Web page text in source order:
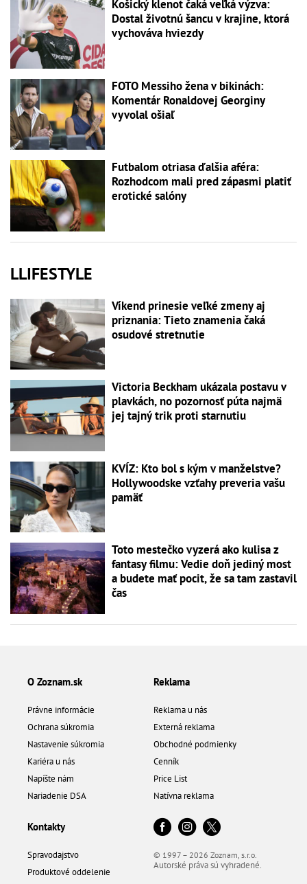
Košický klenot čaká veľká výzva:
Dostal životnú šancu v krajine, ktorá
vychováva hviezdy
FOTO Messiho žena v bikinách:
Komentár Ronaldovej Georginy
vyvolal ošiaľ
Futbalom otriasa ďalšia aféra:
Rozhodcom mali pred zápasmi platiť
erotické salóny
LLIFESTYLE
Víkend prinesie veľké zmeny aj
priznania: Tieto znamenia čaká
osudové stretnutie
Victoria Beckham ukázala postavu v
plavkách, no pozornosť púta najmä
jej tajný trik proti starnutiu
KVÍZ: Kto bol s kým v manželstve?
Hollywoodske vzťahy preveria vašu
pamäť
Toto mestečko vyzerá ako kulisa z
fantasy filmu: Vedie doň jediný most
a budete mať pocit, že sa tam zastavil
čas
O Zoznam.sk
Právne informácie
Ochrana súkromia
Nastavenie súkromia
Kariéra u nás
Napíšte nám
Nariadenie DSA
Reklama
Reklama u nás
Externá reklama
Obchodné podmienky
Cenník
Price List
Natívna reklama
Kontakty
Spravodajstvo
Produktové oddelenie
© 1997 – 2026 Zoznam, s.r.o.
Autorské práva sú vyhradené.